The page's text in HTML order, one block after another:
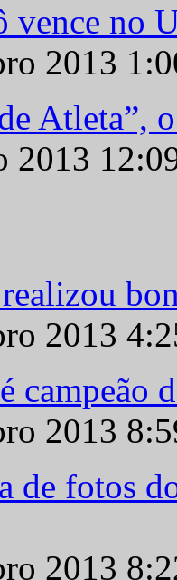
vence no
2013
Atleta”,
2013
2013
campeão
2013
de fotos
2013